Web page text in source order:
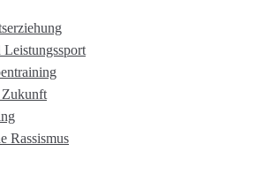
Leistungssport
Zukunft
Rassismus